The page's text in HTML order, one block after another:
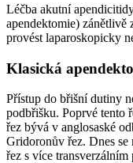
Léčba akutní
apendektomie) zánětlivě
provést laparoskopicky
Klasická
Přístup do břišní dutiny
podbřišku. Poprvé tento
řez bývá v anglosaské
Gridoronův řez. Dnes
řez s více